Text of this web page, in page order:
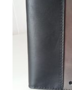
Pour acheter
Contact